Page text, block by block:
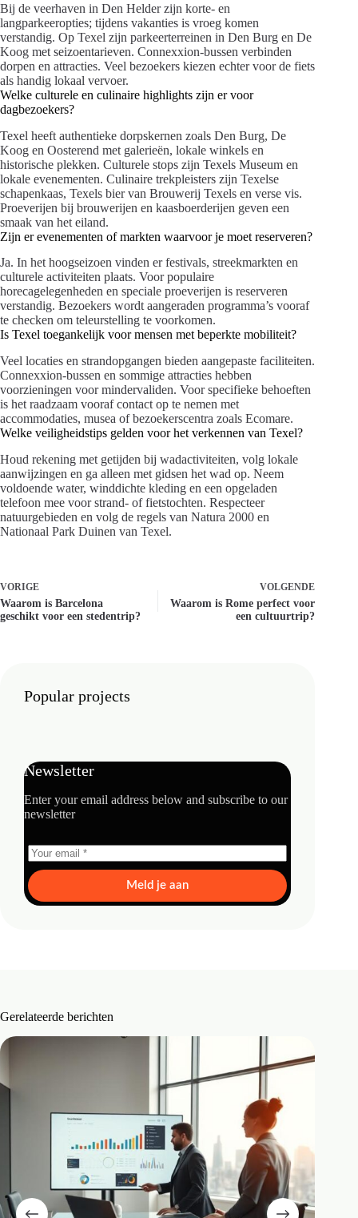
Bij de veerhaven in Den Helder zijn korte- en
langparkeeropties; tijdens vakanties is vroeg komen
verstandig. Op Texel zijn parkeerterreinen in Den Burg en De
Koog met seizoentarieven. Connexxion-bussen verbinden
dorpen en attracties. Veel bezoekers kiezen echter voor de fiets
als handig lokaal vervoer.
Welke culturele en culinaire highlights zijn er voor
dagbezoekers?
Texel heeft authentieke dorpskernen zoals Den Burg, De
Koog en Oosterend met galerieën, lokale winkels en
historische plekken. Culturele stops zijn Texels Museum en
lokale evenementen. Culinaire trekpleisters zijn Texelse
schapenkaas, Texels bier van Brouwerij Texels en verse vis.
Proeverijen bij brouwerijen en kaasboerderijen geven een
smaak van het eiland.
Zijn er evenementen of markten waarvoor je moet reserveren?
Ja. In het hoogseizoen vinden er festivals, streekmarkten en
culturele activiteiten plaats. Voor populaire
horecagelegenheden en speciale proeverijen is reserveren
verstandig. Bezoekers wordt aangeraden programma’s vooraf
te checken om teleurstelling te voorkomen.
Is Texel toegankelijk voor mensen met beperkte mobiliteit?
Veel locaties en strandopgangen bieden aangepaste faciliteiten.
Connexxion-bussen en sommige attracties hebben
voorzieningen voor mindervaliden. Voor specifieke behoeften
is het raadzaam vooraf contact op te nemen met
accommodaties, musea of bezoekerscentra zoals Ecomare.
Welke veiligheidstips gelden voor het verkennen van Texel?
Houd rekening met getijden bij wadactiviteiten, volg lokale
aanwijzingen en ga alleen met gidsen het wad op. Neem
voldoende water, winddichte kleding en een opgeladen
telefoon mee voor strand- of fietstochten. Respecteer
natuurgebieden en volg de regels van Natura 2000 en
Nationaal Park Duinen van Texel.
VORIGE
Waarom is Barcelona
geschikt voor een stedentrip?
VOLGENDE
Waarom is Rome perfect voor
een cultuurtrip?
Popular projects
Newsletter
Enter your email address below and subscribe to our
newsletter
Meld je aan
Gerelateerde berichten